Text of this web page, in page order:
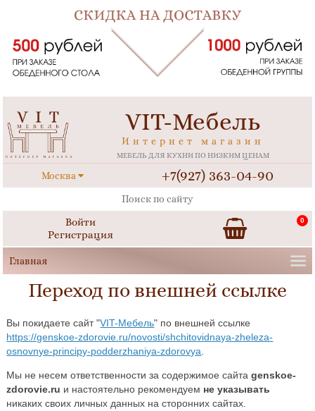
VIT-Мебель
Интернет магазин
МЕБЕЛЬ ДЛЯ КУХНИ ПО НИЗКИМ ЦЕНАМ
Москва +7(927) 363-04-90
Войти
Регистрация
0
Переход по внешней ссылке
Вы покидаете сайт "VIT-Мебель" по внешней ссылке
https://genskoe-zdorovie.ru/novosti/shchitovidnaya-zheleza-
osnovnye-principy-podderzhaniya-zdorovya
Мы не несем ответственности за содержимое сайтаgenskoe-
zdorovie.ru и настоятельно рекомендуем не указывать
никаких своих личных данных на сторонних сайтах.